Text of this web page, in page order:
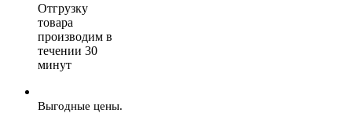
Отгрузку
товара
производим в
течении 30
минут
Выгодные цены.